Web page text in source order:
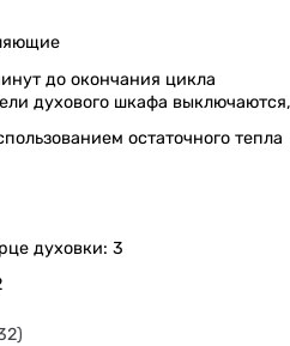
до окончания цикла
духового шкафа
остаточного тепла
духовки: 3